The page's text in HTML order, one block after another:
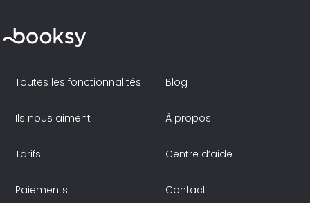
Toutes les fonctionnalités
Ils nous aiment
Tarifs
Paiements
Blog
À propos
Centre d’aide
Contact